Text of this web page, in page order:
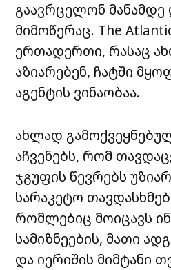
გაავრცელონ
მიმოწერაც. The
ერთადერთი, რასაც
აზიარებენ, ჩატში
აგენტის ვინაობაა.
ახლად
აჩვენებს, რომ
ჯგუფის წევრებს
სარაკეტო
რომლებიც მოიცავს
სამიზნეების, მათი
და იერიშის მიმტანი